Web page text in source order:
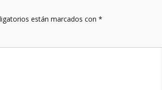
están marcados con *